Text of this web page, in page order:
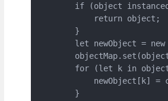
if (object
            return object;
        }
let newObject =
for (let k in
newObject[k] =
        }